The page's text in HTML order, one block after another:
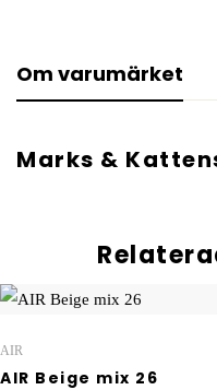
Om varumärket
Marks &
AIR
AIR Beige mix 26